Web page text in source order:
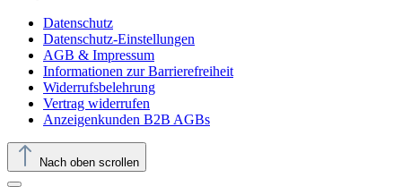
Datenschutz
Datenschutz-Einstellungen
AGB & Impressum
Informationen zur Barrierefreiheit
Widerrufsbelehrung
Vertrag widerrufen
Anzeigenkunden B2B AGBs
Nach oben scrollen